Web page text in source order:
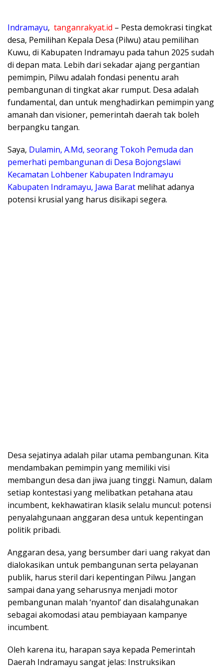
​Indramayu, tanganrakyat.id – Pesta demokrasi tingkat
desa, Pemilihan Kepala Desa (Pilwu) atau pemilihan
Kuwu, di Kabupaten Indramayu pada tahun 2025 sudah
di depan mata. Lebih dari sekadar ajang pergantian
pemimpin, Pilwu adalah fondasi penentu arah
pembangunan di tingkat akar rumput. Desa adalah
fundamental, dan untuk menghadirkan pemimpin yang
amanah dan visioner, pemerintah daerah tak boleh
berpangku tangan.
​Saya, Dulamin, A.Md, seorang Tokoh Pemuda dan
pemerhati pembangunan di Desa Bojongslawi
Kecamatan Lohbener Kabupaten Indramayu
Kabupaten Indramayu, Jawa Barat melihat adanya
potensi krusial yang harus disikapi segera.
​Desa sejatinya adalah pilar utama pembangunan. Kita
mendambakan pemimpin yang memiliki visi
membangun desa dan jiwa juang tinggi. Namun, dalam
setiap kontestasi yang melibatkan petahana atau
incumbent, kekhawatiran klasik selalu muncul: potensi
penyalahgunaan anggaran desa untuk kepentingan
politik pribadi.
​Anggaran desa, yang bersumber dari uang rakyat dan
dialokasikan untuk pembangunan serta pelayanan
publik, harus steril dari kepentingan Pilwu. Jangan
sampai dana yang seharusnya menjadi motor
pembangunan malah ‘nyantol’ dan disalahgunakan
sebagai akomodasi atau pembiayaan kampanye
incumbent.
​Oleh karena itu, harapan saya kepada Pemerintah
Daerah Indramayu sangat jelas: Instruksikan